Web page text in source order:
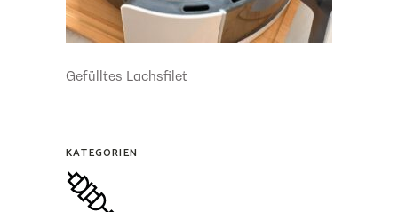
Gefülltes Lachsfilet
KATEGORIEN